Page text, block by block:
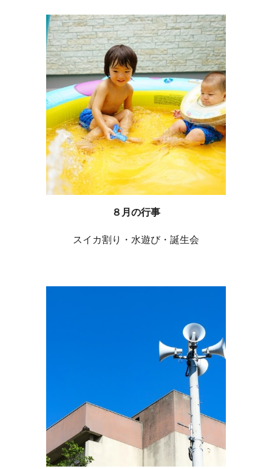
８月の行事
スイカ割り・水遊び・誕生会